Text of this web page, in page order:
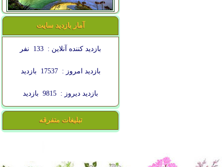
آمار بازدید سایت
بازدید کننده آنلاین : 133 نفر
بازدید امروز : 17537 بازدید
بازدید دیروز : 9815 بازدید
تبلیغات متفرقه